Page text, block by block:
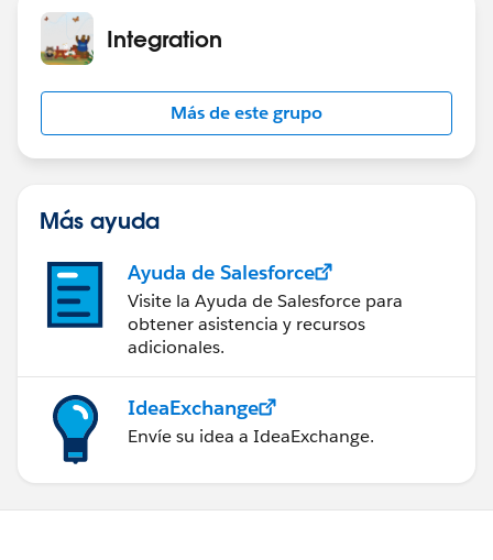
Integration
Más de este grupo
Más ayuda
Ayuda de Salesforce
Visite la Ayuda de Salesforce para
obtener asistencia y recursos
adicionales.
IdeaExchange
Envíe su idea a IdeaExchange.